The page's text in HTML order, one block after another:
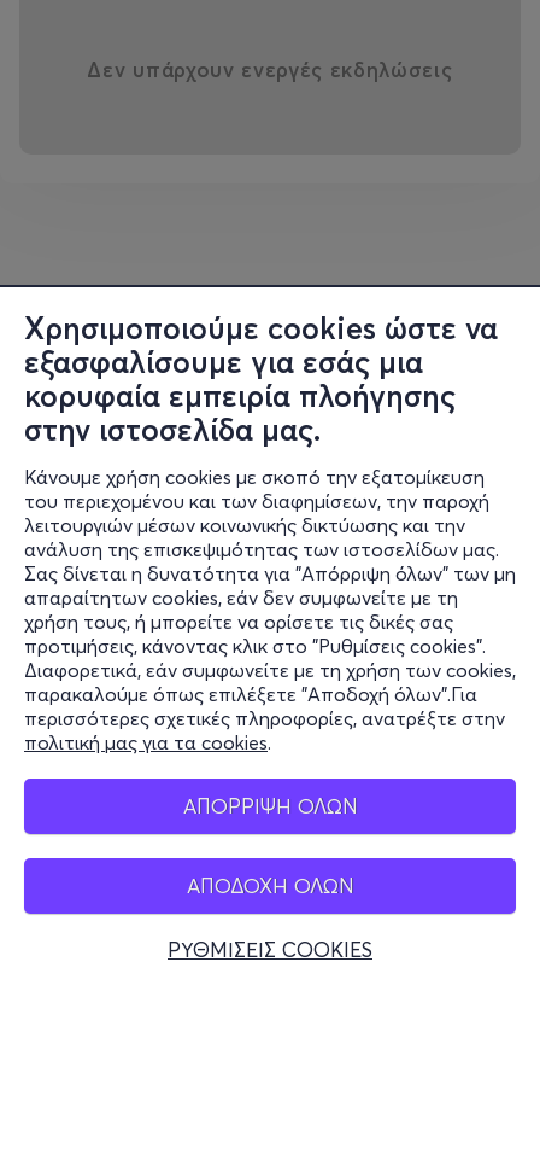
Χρησιμοποιούμε cookies ώστε να
εξασφαλίσουμε για εσάς μια
κορυφαία εμπειρία πλοήγησης
στην ιστοσελίδα μας.
Κάνουμε χρήση cookies με σκοπό την εξατομίκευση
του περιεχομένου και των διαφημίσεων, την παροχή
λειτουργιών μέσων κοινωνικής δικτύωσης και την
ανάλυση της επισκεψιμότητας των ιστοσελίδων μας.
Σας δίνεται η δυνατότητα για "Απόρριψη όλων" των μη
απαραίτητων cookies, εάν δεν συμφωνείτε με τη
χρήση τους, ή μπορείτε να ορίσετε τις δικές σας
προτιμήσεις, κάνοντας κλικ στο "Ρυθμίσεις cookies".
Διαφορετικά, εάν συμφωνείτε με τη χρήση των cookies,
παρακαλούμε όπως επιλέξετε "Αποδοχή όλων".Για
περισσότερες σχετικές πληροφορίες, ανατρέξτε στην
πολιτική μας για τα cookies.
ΑΠΟΡΡΙΨΗ ΟΛΩΝ
ΑΠΟΔΟΧΗ ΟΛΩΝ
ΡΥΘΜΙΣΕΙΣ COOKIES
Δεν υπάρχουν ενεργές εκδηλώσεις
Πληροφορίες
Υποστήριξη
Stay Connected
Mobile app